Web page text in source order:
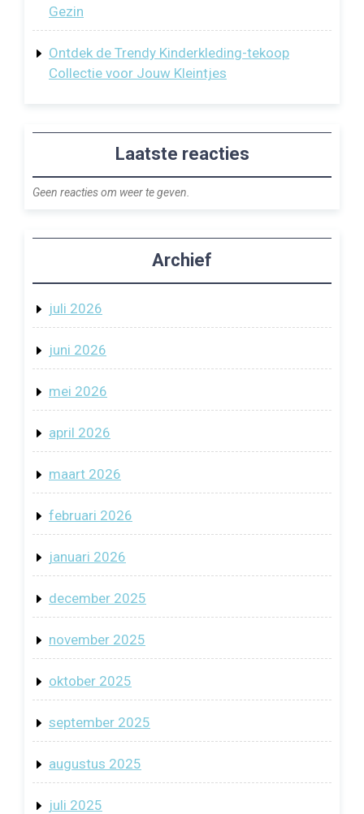
Gezin
Ontdek de Trendy Kinderkleding-tekoop
Collectie voor Jouw Kleintjes
Laatste reacties
Geen reacties om weer te geven.
Archief
juli 2026
juni 2026
mei 2026
april 2026
maart 2026
februari 2026
januari 2026
december 2025
november 2025
oktober 2025
september 2025
augustus 2025
juli 2025